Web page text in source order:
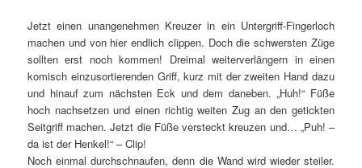
Jetzt einen unangenehmen Kreuzer in ein Untergriff-Fingerloch
machen und von hier endlich clippen. Doch die schwersten Züge
sollten erst noch kommen! Dreimal weiterverlängern in einen
komisch einzusortierenden Griff, kurz mit der zweiten Hand dazu
und hinauf zum nächsten Eck und dem daneben. „Huh!“ Füße
hoch nachsetzen und einen richtig weiten Zug an den getickten
Seitgriff machen. Jetzt die Füße versteckt kreuzen und… „Puh! –
da ist der Henkel!“ – Clip!
Noch einmal durchschnaufen, denn die Wand wird wieder steiler.